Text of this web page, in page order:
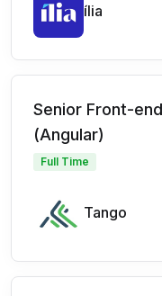
ília
Senior Front-
(Angular)
Full Time
Tango